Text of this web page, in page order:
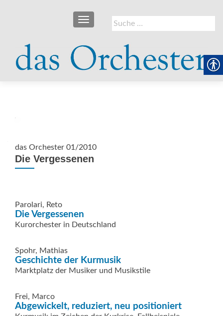
Suche
nach:
SCHALTE NAVIGATION
das Orchester 01/2010
Die Vergessenen
Parolari, Reto
Die Vergessenen
Kurorchester in Deutschland
Spohr, Mathias
Geschichte der Kurmusik
Marktplatz der Musiker und Musikstile
Frei, Marco
Abgewickelt, reduziert, neu positioniert